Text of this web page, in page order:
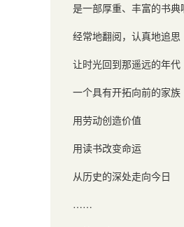
是一部厚重、丰富的书典
经常地翻阅，认真地追思
让时光回到那遥远的年代
一个具有开拓向前的家族
用劳动创造价值
用读书改变命运
从历史的深处走向今日
……